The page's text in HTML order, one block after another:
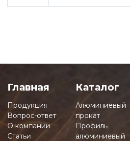
Главная
Продукция
Вопрос-ответ
О компании
Статьи
Каталог
Алюминиевый
прокат
Профиль
алюминиевый